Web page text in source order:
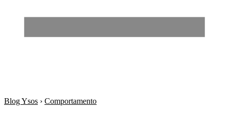
Blog Ysos › Comportamento